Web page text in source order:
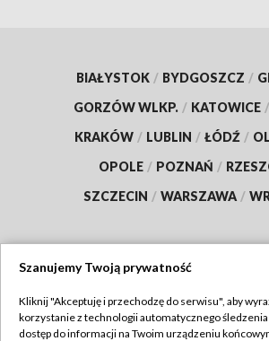
BIAŁYSTOK / BYDGOSZCZ /
GORZÓW WLKP. / KATOWICE /
KRAKÓW / LUBLIN / ŁÓDŹ /
OPOLE / POZNAŃ /
SZCZECIN / WARSZAWA /
TVP
Szanujemy Twoją prywatność
Kliknij "Akceptuję i przechodzę do serwisu", aby
korzystanie z technologii automatycznego śledzenia
dostęp do informacji na Twoim urządzeniu